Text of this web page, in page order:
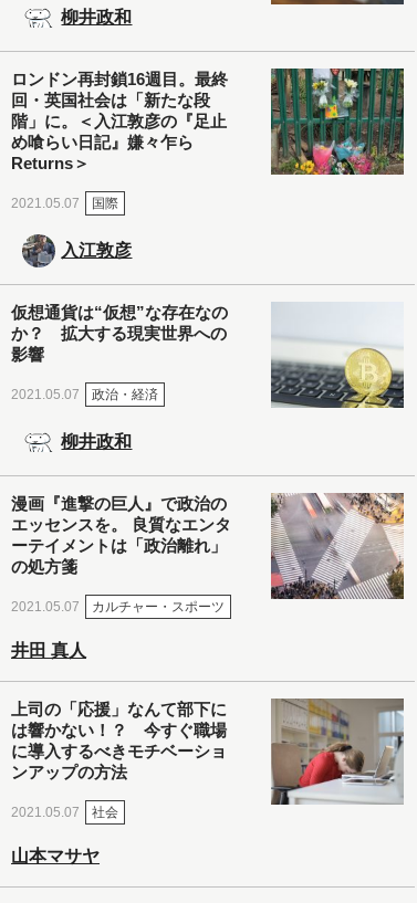
柳井政和
ロンドン再封鎖16週目。最終
回・英国社会は「新たな段
階」に。＜入江敦彦の『足止
め喰らい日記』嫌々乍ら
Returns＞
2021.05.07 国際
入江敦彦
仮想通貨は“仮想”な存在なの
か？ 拡大する現実世界への
影響
2021.05.07 政治・経済
柳井政和
漫画『進撃の巨人』で政治の
エッセンスを。 良質なエンタ
ーテイメントは「政治離れ」
の処方箋
2021.05.07 カルチャー・スポーツ
井田 真人
上司の「応援」なんて部下に
は響かない！？ 今すぐ職場
に導入するべきモチベーショ
ンアップの方法
2021.05.07 社会
山本マサヤ